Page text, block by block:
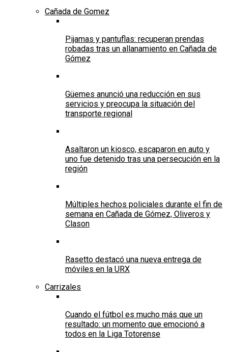
Cañada de Gomez
Pijamas y pantuflas: recuperan prendas
robadas tras un allanamiento en Cañada de
Gómez
Güemes anunció una reducción en sus
servicios y preocupa la situación del
transporte regional
Asaltaron un kiosco, escaparon en auto y
uno fue detenido tras una persecución en la
región
Múltiples hechos policiales durante el fin de
semana en Cañada de Gómez, Oliveros y
Clason
Rasetto destacó una nueva entrega de
móviles en la URX
Carrizales
Cuando el fútbol es mucho más que un
resultado: un momento que emocionó a
todos en la Liga Totorense